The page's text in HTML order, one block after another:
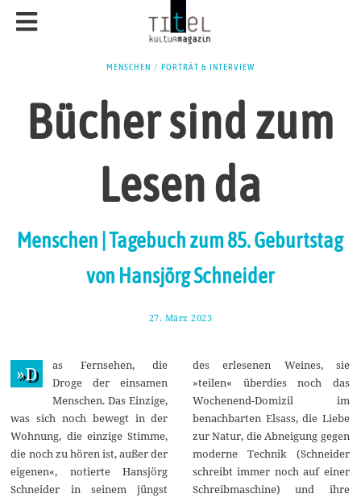
MENSCHEN / PORTRÄT & INTERVIEW
Bücher sind zum
Lesen da
Menschen | Tagebuch zum 85. Geburtstag
von Hansjörg Schneider
27. März 2023
i
l
2
0
2
3
»D
as Fernsehen, die
Droge der einsamen
Menschen. Das Einzige,
was sich noch bewegt in der
Wohnung, die einzige Stimme,
die noch zu hören ist, außer der
eigenen«, notierte Hansjörg
Schneider in seinem jüngst
des erlesenen Weines, sie
»teilen« überdies noch das
Wochenend-Domizil im
benachbarten Elsass, die Liebe
zur Natur, die Abneigung gegen
moderne Technik (Schneider
schreibt immer noch auf einer
Schreibmaschine) und ihre